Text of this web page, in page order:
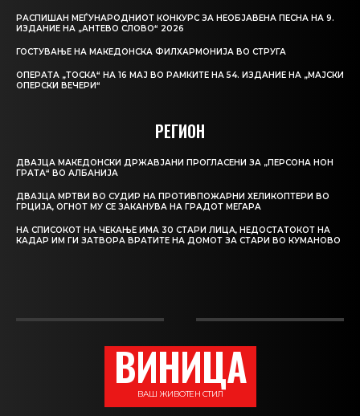
РАСПИШАН МЕЃУНАРОДНИОТ КОНКУРС ЗА НЕОБЈАВЕНА ПЕСНА НА 9.
ИЗДАНИЕ НА „АНТЕВО СЛОВО“ 2026
ГОСТУВАЊЕ НА МАКЕДОНСКА ФИЛХАРМОНИЈА ВО СТРУГА
ОПЕРАТА „ТОСКА“ НА 16 МАЈ ВО РАМКИТЕ НА 54. ИЗДАНИЕ НА „МАЈСКИ
ОПЕРСКИ ВЕЧЕРИ“
РЕГИОН
ДВАЈЦА МАКЕДОНСКИ ДРЖАВЈАНИ ПРОГЛАСЕНИ ЗА „ПЕРСОНА НОН
ГРАТА“ ВО АЛБАНИЈА
ДВАЈЦА МРТВИ ВО СУДИР НА ПРОТИВПОЖАРНИ ХЕЛИКОПТЕРИ ВО
ГРЦИЈА, ОГНОТ МУ СЕ ЗАКАНУВА НА ГРАДОТ МЕГАРА
НА СПИСОКОТ НА ЧЕКАЊЕ ИМА 30 СТАРИ ЛИЦА, НЕДОСТАТОКОТ НА
КАДАР ИМ ГИ ЗАТВОРА ВРАТИТЕ НА ДОМОТ ЗА СТАРИ ВО КУМАНОВО
ВИНИЦА
ВАШ ЖИВОТЕН СТИЛ